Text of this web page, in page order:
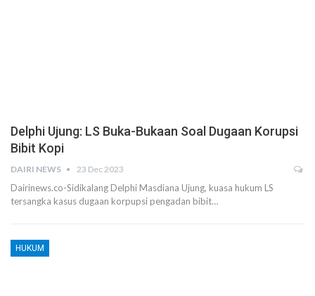
Delphi Ujung: LS Buka-Bukaan Soal Dugaan Korupsi
Bibit Kopi
DAIRI NEWS 23 Dec 2023
Dairinews.co-Sidikalang Delphi Masdiana Ujung, kuasa hukum LS
tersangka kasus dugaan korpupsi pengadan bibit…
HUKUM